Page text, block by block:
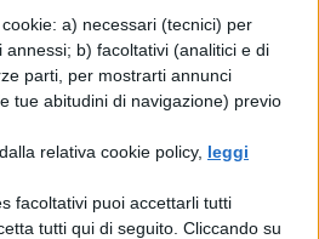
a) necessari (tecnici) per
annessi; b) facoltativi (analitici e di
parti, per mostrarti annunci
tue abitudini di navigazione) previo
relativa cookie policy, leggi
facoltativi puoi accettarli tutti
tutti qui di seguito. Cliccando su
alquanto le tue
eri solito sostenere
sicché ormai la tua
lontana dalla
e poiché pare che
essere sostenuta